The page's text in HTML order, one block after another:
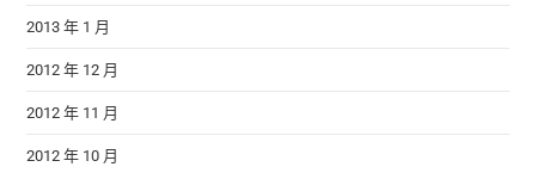
2013 年 1 月
2012 年 12 月
2012 年 11 月
2012 年 10 月